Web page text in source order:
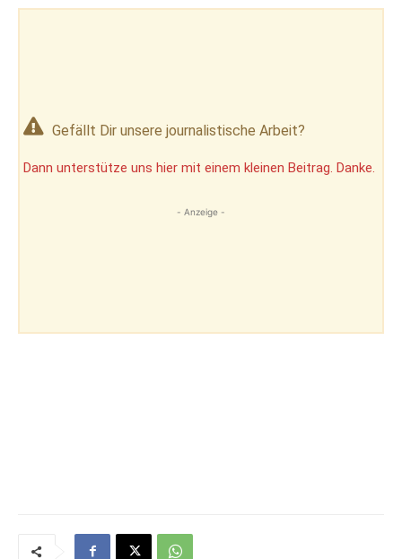
Gefällt Dir unsere journalistische Arbeit?
Dann unterstütze uns hier mit einem kleinen Beitrag. Danke.
- Anzeige -